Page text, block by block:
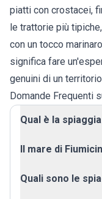
piatti con crostacei,
le trattorie più
con un tocco
significa fare
genuini di un
Domande Frequenti
Qual è la
Il mare di
Quali sono le